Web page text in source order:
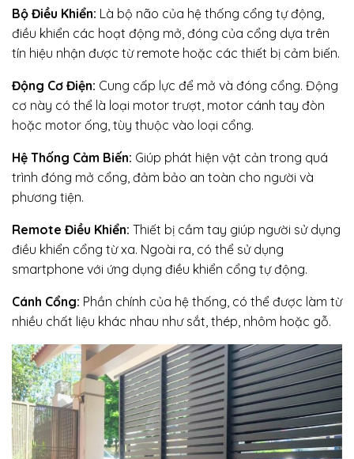
Bộ Điều Khiển: Là bộ não của hệ thống cổng tự động,
điều khiển các hoạt động mở, đóng của cổng dựa trên
tín hiệu nhận được từ remote hoặc các thiết bị cảm biến.
Động Cơ Điện: Cung cấp lực để mở và đóng cổng. Động
cơ này có thể là loại motor trượt, motor cánh tay đòn
hoặc motor ống, tùy thuộc vào loại cổng.
Hệ Thống Cảm Biến: Giúp phát hiện vật cản trong quá
trình đóng mở cổng, đảm bảo an toàn cho người và
phương tiện.
Remote Điều Khiển: Thiết bị cầm tay giúp người sử dụng
điều khiển cổng từ xa. Ngoài ra, có thể sử dụng
smartphone với ứng dụng điều khiển cổng tự động.
Cánh Cổng: Phần chính của hệ thống, có thể được làm từ
nhiều chất liệu khác nhau như sắt, thép, nhôm hoặc gỗ.